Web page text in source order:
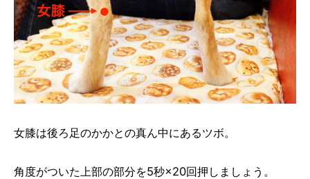
女膝は後ろ足のかかとの真ん中にあるツボ。
角度がついた上部の部分を5秒×20回押しましょう。